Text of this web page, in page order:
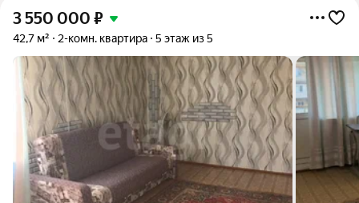
3 550 000 ₽
42,7 м² 2-комн. квартира 5 этаж из 5